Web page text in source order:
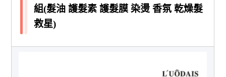
組(髮油 護髮素 護髮膜 染燙 香氛 乾燥髮
救星)